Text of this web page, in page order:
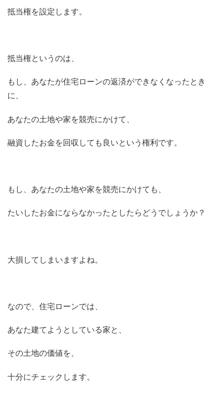
抵当権を設定します。
抵当権というのは、
もし、あなたが住宅ローンの返済ができなくなったとき
に、
あなたの土地や家を競売にかけて、
融資したお金を回収しても良いという権利です。
もし、あなたの土地や家を競売にかけても、
たいしたお金にならなかったとしたらどうでしょうか？
大損してしまいますよね。
なので、住宅ローンでは、
あなた建てようとしている家と、
その土地の価値を、
十分にチェックします。